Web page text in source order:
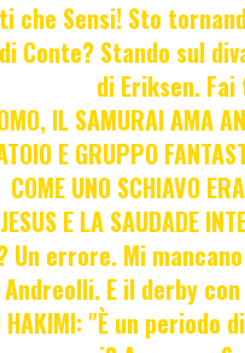
che Sensi! Sto
Conte? Stando sul
di Eriksen.
IL SAMURAI AMA
E GRUPPO
COME UNO SCHIAVO
E LA SAUDADE
Un errore. Mi
Andreolli. E il derby
HAKIMI: "È un